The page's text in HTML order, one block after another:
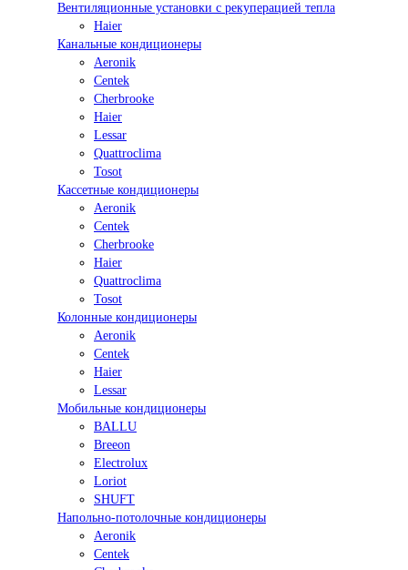
Вентиляционные установки с рекуперацией тепла
Haier
Канальные кондиционеры
Aeronik
Centek
Cherbrooke
Haier
Lessar
Quattroclima
Tosot
Кассетные кондиционеры
Aeronik
Centek
Cherbrooke
Haier
Quattroclima
Tosot
Колонные кондиционеры
Aeronik
Centek
Haier
Lessar
Мобильные кондиционеры
BALLU
Breeon
Electrolux
Loriot
SHUFT
Напольно-потолочные кондиционеры
Aeronik
Centek